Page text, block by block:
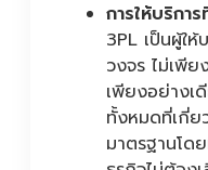
การให้บริกา
3PL เป็นผู้ใ
วงจร ไม่เพีย
เพียงอย่างเ
ทั้งหมดที่เกี่
มาตรฐานโด